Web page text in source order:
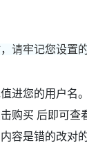
请牢记您设置的
进您的用户名。
购买 后即可查
容是错的改对